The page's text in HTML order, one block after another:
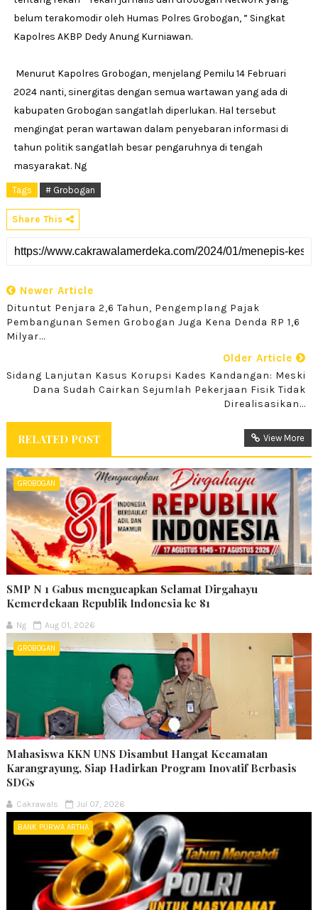
belum terakomodir oleh Humas Polres Grobogan, ” Singkat
Kapolres AKBP Dedy Anung Kurniawan.
Menurut Kapolres Grobogan, menjelang Pemilu 14 Februari
2024 nanti, sinergitas dengan semua wartawan yang ada di
kabupaten Grobogan sangatlah diperlukan. Hal tersebut
mengingat peran wartawan dalam penyebaran informasi di
tahun politik sangatlah besar pengaruhnya di tengah
masyarakat. Ng
Tags # Grobogan
Share This
Newer Article
Dituntut Penjara 2,6 Tahun, Pengemplang Pajak
Pembangunan Semen Grobogan Juga Kena Denda RP 1,6
Milyar...
Older Article
Sidang Lanjutan Kasus Korupsi Kades Kandangan: Meski
Dana Sudah Cairkan Sejumlah Pekerjaan Fisik Tidak
Direalisasikan...
RELATED POST View More
GROBOGAN
SMP N 1 Gabus mengucapkan Selamat Dirgahayu
Kemerdekaan Republik Indonesia ke 81
Ng Aug 01, 2026
GROBOGAN
Mahasiswa KKN UNS Disambut Hangat Kecamatan
Karangrayung, Siap Hadirkan Program Inovatif Berbasis
SDGs
Cakrawals Jul 07, 2026
BANK PURWA ARTHA